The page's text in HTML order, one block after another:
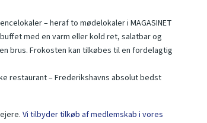
– heraf to mødelokaler i MAGASINET
med en varm eller kold ret, salatbar og
brus. Frokosten kan tilkøbes til en fordelagtig
restaurant – Frederikshavns absolut bedst
Vi tilbyder tilkøb af medlemskab i vores